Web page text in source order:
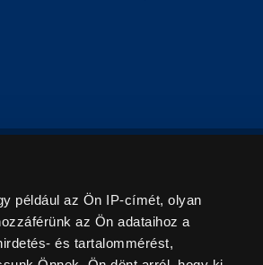
például az Ön IP-címét, olyan
az Ön adataihoz a
és tartalommérést,